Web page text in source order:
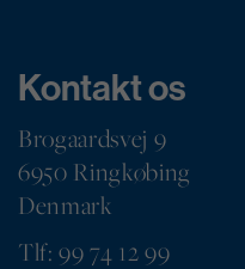
Kontakt os
Brogaardsvej 9
6950 Ringkøbing
Denmark
Tlf: 99 74 12 99